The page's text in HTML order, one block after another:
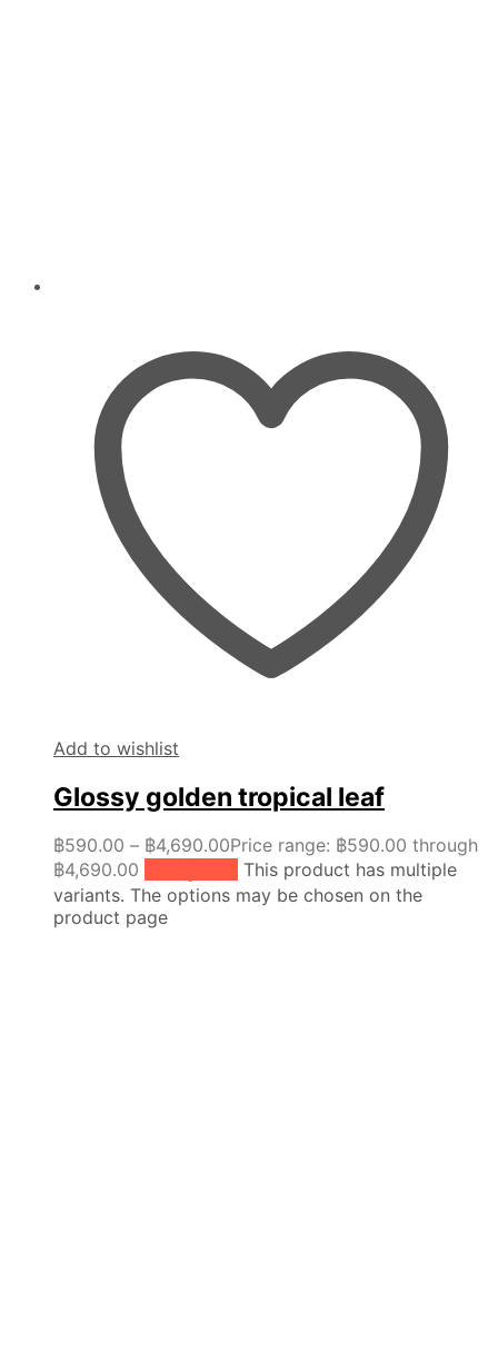
Add to wishlist
Glossy golden tropical leaf
฿590.00 – ฿4,690.00Price range: ฿590.00 through
฿4,690.00
This product has multiple
variants. The options may be chosen on the
product page